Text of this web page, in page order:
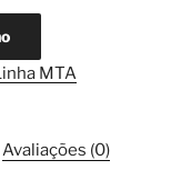
MTA
Avaliações (0)